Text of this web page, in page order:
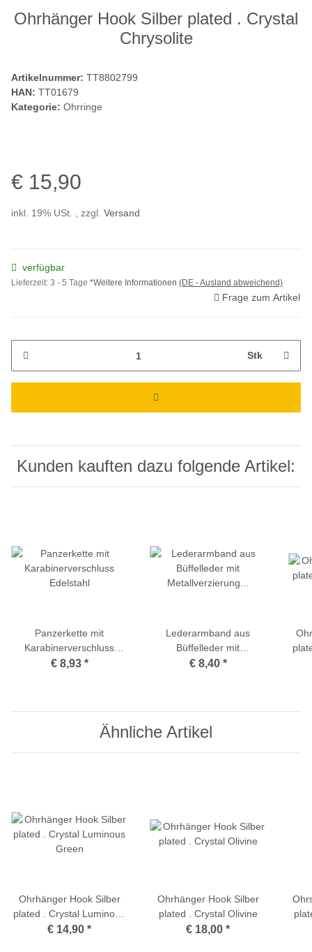
Ohrhänger Hook Silber plated . Crystal
Chrysolite
Artikelnummer: TT8802799
HAN: TT01679
Kategorie: Ohrringe
€ 15,90
inkl. 19% USt. , zzgl. Versand
verfügbar
Lieferzeit: 3 - 5 Tage *Weitere Informationen (DE - Ausland abweichend)
Frage zum Artikel
Stk
Kunden kauften dazu folgende Artikel:
Panzerkette mit
Karabinerverschluss
Edelstahl
€ 8,93 *
Lederarmband aus
Büffelleder mit
Metallverzierung Schwarz
€ 8,40 *
Ähnliche Artikel
Ohrhänger Hook Silber
plated . Crystal Luminous
Green
€ 14,90 *
Ohrhänger Hook Silber
plated . Crystal Olivine
€ 18,00 *